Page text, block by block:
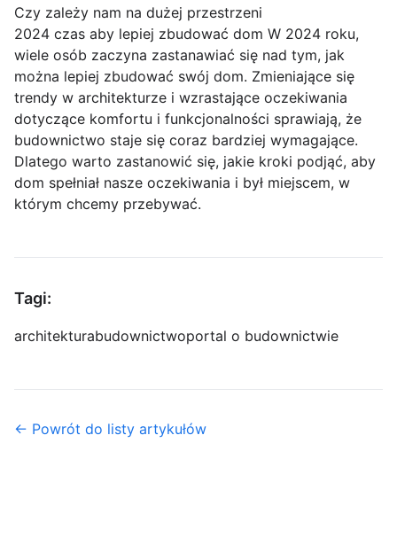
Czy zależy nam na dużej przestrzeni
2024 czas aby lepiej zbudować dom W 2024 roku,
wiele osób zaczyna zastanawiać się nad tym, jak
można lepiej zbudować swój dom. Zmieniające się
trendy w architekturze i wzrastające oczekiwania
dotyczące komfortu i funkcjonalności sprawiają, że
budownictwo staje się coraz bardziej wymagające.
Dlatego warto zastanowić się, jakie kroki podjąć, aby
dom spełniał nasze oczekiwania i był miejscem, w
którym chcemy przebywać.
Tagi:
architekturabudownictwoportal o budownictwie
← Powrót do listy artykułów